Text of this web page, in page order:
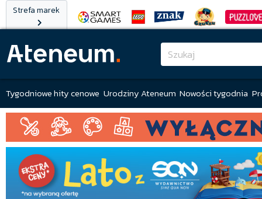
Strefa marek
Tygodniowe hity cenowe Urodziny Ateneum Nowości tygodnia